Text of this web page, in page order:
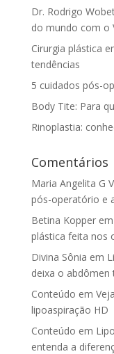
Dr. Rodrigo
do mundo com o
Cirurgia plástica
tendências
5 cuidados pós-
Body Tite: Para
Rinoplastia:
Comentários
Maria Angelita G
pós-operatório e
Betina Kopperem
plástica feita nos
Divina Sônia em
deixa o abdômen
Conteúdo em
lipoaspiração HD
Conteúdo em
entenda a